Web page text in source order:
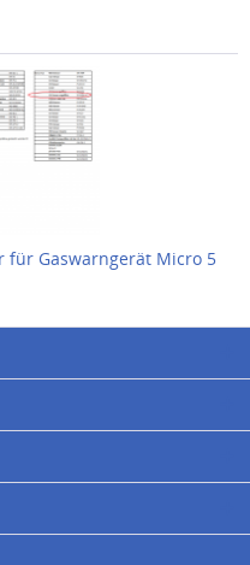
für Gaswarngerät Micro 5